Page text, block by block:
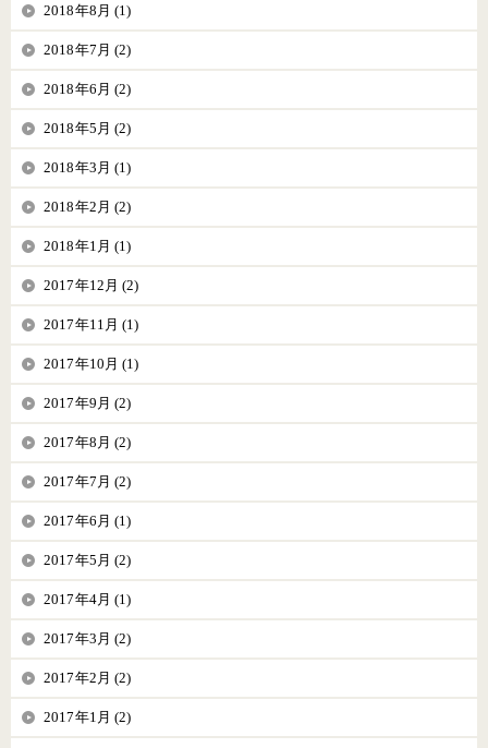
2018年8月 (1)
2018年7月 (2)
2018年6月 (2)
2018年5月 (2)
2018年3月 (1)
2018年2月 (2)
2018年1月 (1)
2017年12月 (2)
2017年11月 (1)
2017年10月 (1)
2017年9月 (2)
2017年8月 (2)
2017年7月 (2)
2017年6月 (1)
2017年5月 (2)
2017年4月 (1)
2017年3月 (2)
2017年2月 (2)
2017年1月 (2)